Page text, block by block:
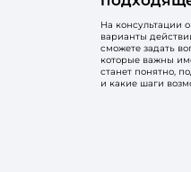
На консультации
варианты
сможете задать
которые важны
станет понятно,
и какие шаги